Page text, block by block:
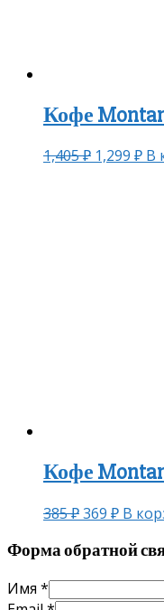
Кофе
1,405₽ 1,299 ₽ В
Кофе
385₽369 ₽ В
Форма обратной
Имя *